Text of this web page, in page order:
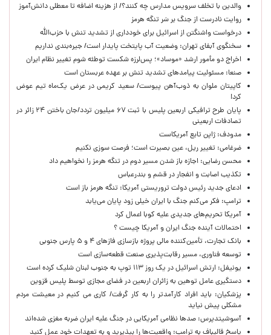
والدین با تخلف سرویس مدارس چه کنند؟/ از هزینه اضافه تا معطلی دانش‌آموز
روایت نادرست از جنگ بر سَر تنگه هرمز
درخواست واشنگتن از اسرائیل برای خودداری از تشدید تنش با حزب‌الله
سخنگوی آبفای تهران: وضعیت آب پایتخت پایدار است/ جیره‌بندی نداریم
اخراج دو مأمور ارشد «موساد»؛ پس‌لرزه شکست توطئه شوم تغییر نظام ایران
صنعا: مسئولیت پیامدهای تشدید تنش بر عهده عربستان است
کاپیتان ملوان به ذوب‌آهن پیوست/ سعید کریمی در عرض یک‌ماه تیم عوض
کرد!
پایان طرح ترافیکی اربعین پلیس با ثبت ۶۷ میلیون تردد/جان باختن ۲۴ زائر در
تصادفات اربعینی
مدودف: ژاپن تابع آمریکاست
ضرغامی: تغییر ریل، عین بصیرت است؛ فرصت سوزی نکنیم
محسن رضایی: اجازه باز شدن مسیر دوم در تنگه هرمز را نخواهیم داد
تکذیب اصابت و انفجار در قشم و بندرعباس
ادعای جدید رئیس دولت تروریستی آمریکا: تنگه هرمز باز است
ترامپ: فکر می‌کنم جنگ با ایران خیلی زود پایان می‌یابد
آمریکا تحریم‌های جدیدی علیه کوبا اعمال کرد
احتمالات آینده جنگ ایران و آمریکا چیست ؟
بانک تجارت، تأمین‌کننده مالی پروژه بازسازی فازهای ۴ و ۵ پارس جنوبی
توسعه فناوری، مسیر رقابت‌پذیری صنعت قطعه‌سازی است
یونیفل: ارتش اسرائیل در یک روز ۱۱۳ توپ به جنوب لبنان شلیک کرده است
دستگیری عامل توهین به زائران اربعین در فضای مجازی توسط پلیس قزوین
پزشکیان: باید افراد کارآمدتر را به کار گرفت/ کاری می کنیم در معیشت مردم
مشکلی پیش نیاید
آسوشیتدپرس: صدها نظامی آمریکایی در جنگ علیه ایران ضربه مغزی شده‌اند
پاسخ قالیباف به ترامپ: واقعیت‌ها را بپذیرید و به تعهدات خود عمل کنید